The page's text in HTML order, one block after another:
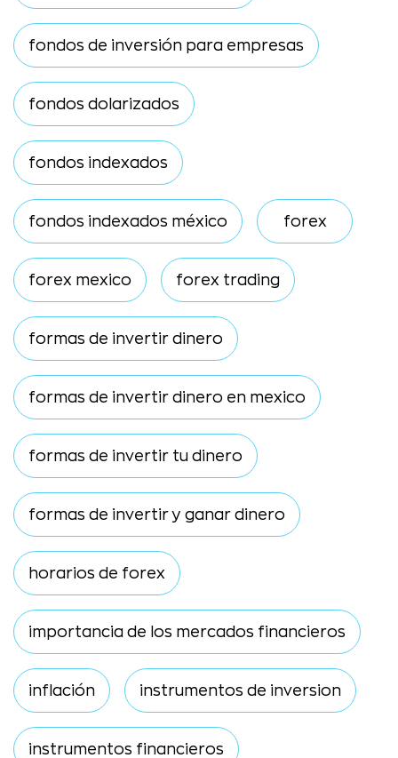
fondos de inversión para empresas
fondos dolarizados
fondos indexados
fondos indexados méxico forex
forex mexico forex trading
formas de invertir dinero
formas de invertir dinero en mexico
formas de invertir tu dinero
formas de invertir y ganar dinero
horarios de forex
importancia de los mercados financieros
inflación instrumentos de inversion
instrumentos financieros